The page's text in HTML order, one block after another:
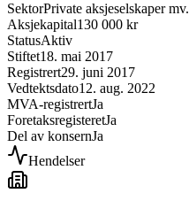
SektorPrivate aksjeselskaper mv.
Aksjekapital130 000 kr
StatusAktiv
Stiftet18. mai 2017
Registrert29. juni 2017
Vedtektsdato12. aug. 2022
MVA-registrertJa
ForetaksregisteretJa
Del av konsernJa
Hendelser